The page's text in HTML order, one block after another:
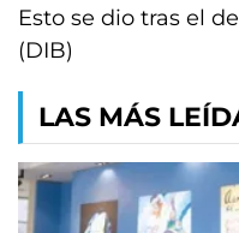
Esto se dio tras el
(DIB)
LAS MÁS